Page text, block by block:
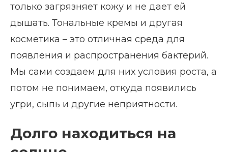
только загрязняет кожу и не дает ей
дышать. Тональные кремы и другая
косметика – это отличная среда для
появления и распространения бактерий.
Мы сами создаем для них условия роста, а
потом не понимаем, откуда появились
угри, сыпь и другие неприятности.
Долго находиться на